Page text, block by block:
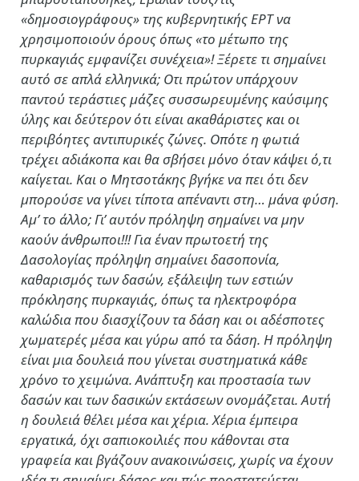
«δημοσιογράφους» της κυβερνητικής ΕΡΤ να
χρησιμοποιούν όρους όπως «το μέτωπο της
πυρκαγιάς εμφανίζει συνέχεια»! Ξέρετε τι σημαίνει
αυτό σε απλά ελληνικά; Οτι πρώτον υπάρχουν
παντού τεράστιες μάζες συσσωρευμένης καύσιμης
ύλης και δεύτερον ότι είναι ακαθάριστες και οι
περιβόητες αντιπυρικές ζώνες. Οπότε η φωτιά
τρέχει αδιάκοπα και θα σβήσει μόνο όταν κάψει ό,τι
καίγεται. Και ο Μητσοτάκης βγήκε να πει ότι δεν
μπορούσε να γίνει τίποτα απέναντι στη… μάνα φύση.
Αμ’ το άλλο; Γι’ αυτόν πρόληψη σημαίνει να μην
καούν άνθρωποι!!! Για έναν πρωτοετή της
Δασολογίας πρόληψη σημαίνει δασοπονία,
καθαρισμός των δασών, εξάλειψη των εστιών
πρόκλησης πυρκαγιάς, όπως τα ηλεκτροφόρα
καλώδια που διασχίζουν τα δάση και οι αδέσποτες
χωματερές μέσα και γύρω από τα δάση. Η πρόληψη
είναι μια δουλειά που γίνεται συστηματικά κάθε
χρόνο το χειμώνα. Ανάπτυξη και προστασία των
δασών και των δασικών εκτάσεων ονομάζεται. Αυτή
η δουλειά θέλει μέσα και χέρια. Χέρια έμπειρα
εργατικά, όχι σαπιοκοιλιές που κάθονται στα
γραφεία και βγάζουν ανακοινώσεις, χωρίς να έχουν